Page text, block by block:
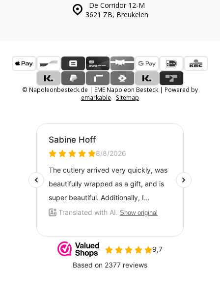
De Corridor 12-M
3621 ZB, Breukelen
© Napoleonbesteck.de | EME Napoleon Besteck | Powered by
emarkable
Sitemap